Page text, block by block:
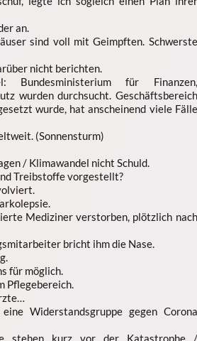
an.
sind voll mit Geimpften. Schwerste
nicht berichten.
Bundesministerium für Finanzen,
wurden durchsucht. Geschäftsbereich
wurde, hat anscheinend viele Fälle
(Sonnensturm)
/ Klimawandel nicht Schuld.
Treibstoffe vorgestellt?
Mediziner verstorben, plötzlich nach
bricht ihm die Nase.
für möglich.
Pflegebereich.
Widerstandsgruppe gegen Corona
stehen kurz vor der Katastrophe /